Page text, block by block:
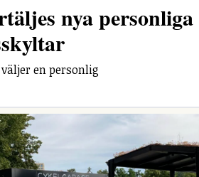
nya personliga
en personlig